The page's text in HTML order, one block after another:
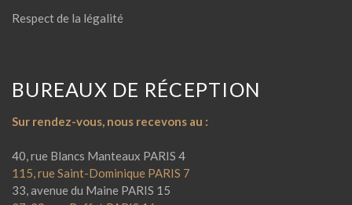
Respect de la légalité
BUREAUX DE RÉCEPTION
Sur rendez-vous, nous recevons au :
40, rue Blancs Manteaux PARIS 4
115, rue Saint-Dominique PARIS 7
33, avenue du Maine PARIS 15